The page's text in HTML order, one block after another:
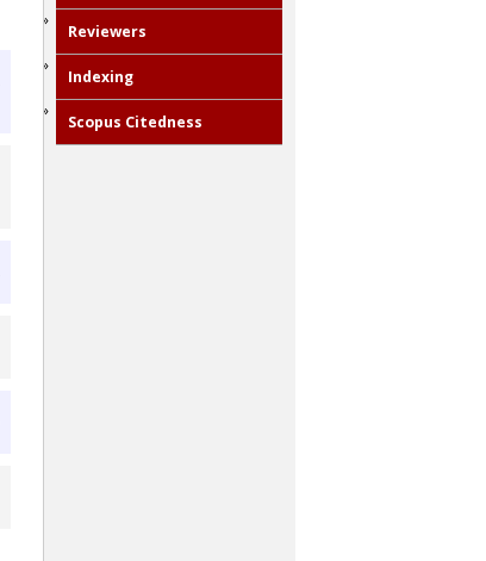
Reviewers
Indexing
Scopus Citedness